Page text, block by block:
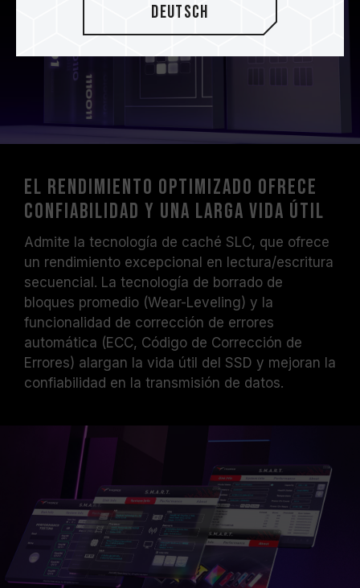
El rendimiento optimizado ofrece
confiabilidad y una larga vida útil
Admite la tecnología de caché SLC, que ofrece
un rendimiento excepcional en lectura/escritura
secuencial. La tecnología de borrado de
bloques promedio (Wear-Leveling) y la
funcionalidad de corrección de errores
automática (ECC, Código de Corrección de
Errores) alargan la vida útil del SSD y mejoran la
confiabilidad en la transmisión de datos.
Deutsch